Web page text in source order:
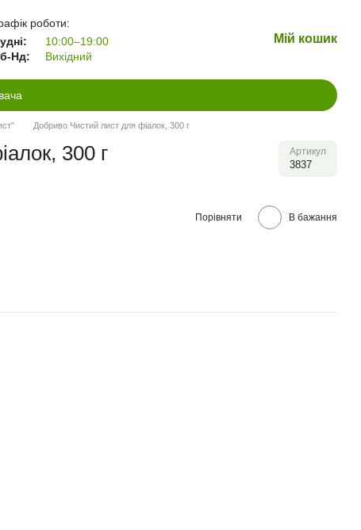
роботи:
10:00–19:00
Нд:
Вихідний
Мій кошик
Добриво Чистий лист для фіалок, 300 г
300 г Артикул
3837
Порівняти В бажання